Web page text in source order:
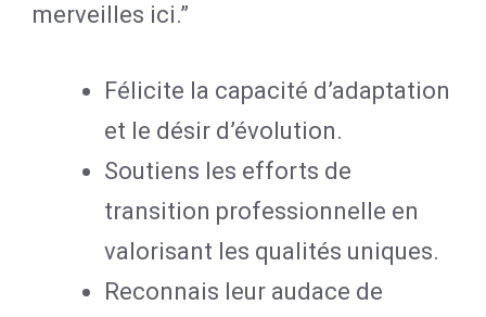
merveilles ici.”
Félicite la capacité d’adaptation
et le désir d’évolution.
Soutiens les efforts de
transition professionnelle en
valorisant les qualités uniques.
Reconnais leur audace de